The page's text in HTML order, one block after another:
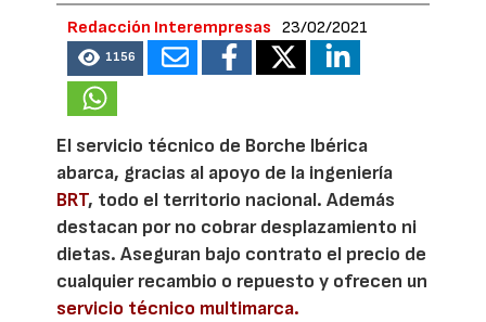
Redacción Interempresas 23/02/2021
1156
El servicio técnico de Borche Ibérica
abarca, gracias al apoyo de la ingeniería
BRT, todo el territorio nacional. Además
destacan por no cobrar desplazamiento ni
dietas. Aseguran bajo contrato el precio de
cualquier recambio o repuesto y ofrecen un
servicio técnico multimarca.